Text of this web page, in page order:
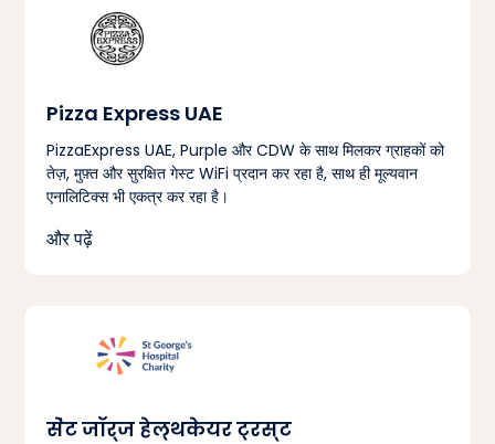
Pizza Express UAE
PizzaExpress UAE, Purple और CDW के साथ मिलकर ग्राहकों को
तेज़, मुफ़्त और सुरक्षित गेस्ट WiFi प्रदान कर रहा है, साथ ही मूल्यवान
एनालिटिक्स भी एकत्र कर रहा है।
और पढ़ें
सेंट जॉर्ज हेल्थकेयर ट्रस्ट